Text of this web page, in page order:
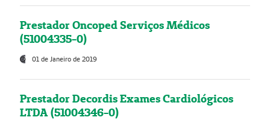
Prestador Oncoped Serviços Médicos
(51004335-0)
01 de Janeiro de 2019
Prestador Decordis Exames Cardiológicos
LTDA (51004346-0)